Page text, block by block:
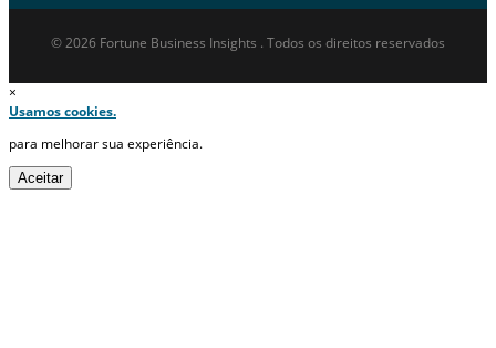
© 2026 Fortune Business Insights . Todos os direitos reservados
×
Usamos cookies.
para melhorar sua experiência.
Aceitar